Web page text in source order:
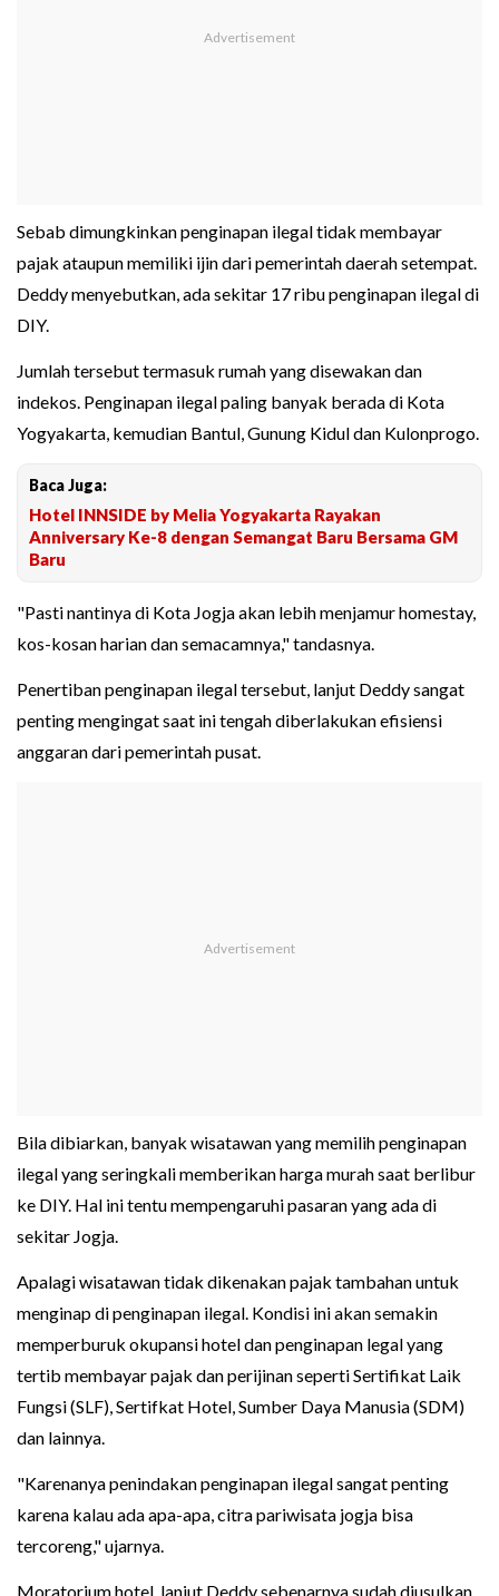
Sebab dimungkinkan penginapan ilegal tidak membayar
pajak ataupun memiliki ijin dari pemerintah daerah setempat.
Deddy menyebutkan, ada sekitar 17 ribu penginapan ilegal di
DIY.
Jumlah tersebut termasuk rumah yang disewakan dan
indekos. Penginapan ilegal paling banyak berada di Kota
Yogyakarta, kemudian Bantul, Gunung Kidul dan Kulonprogo.
Baca Juga:
Hotel INNSIDE by Melia Yogyakarta Rayakan
Anniversary Ke-8 dengan Semangat Baru Bersama GM
Baru
"Pasti nantinya di Kota Jogja akan lebih menjamur homestay,
kos-kosan harian dan semacamnya," tandasnya.
Penertiban penginapan ilegal tersebut, lanjut Deddy sangat
penting mengingat saat ini tengah diberlakukan efisiensi
anggaran dari pemerintah pusat.
Bila dibiarkan, banyak wisatawan yang memilih penginapan
ilegal yang seringkali memberikan harga murah saat berlibur
ke DIY. Hal ini tentu mempengaruhi pasaran yang ada di
sekitar Jogja.
Apalagi wisatawan tidak dikenakan pajak tambahan untuk
menginap di penginapan ilegal. Kondisi ini akan semakin
memperburuk okupansi hotel dan penginapan legal yang
tertib membayar pajak dan perijinan seperti Sertifikat Laik
Fungsi (SLF), Sertifkat Hotel, Sumber Daya Manusia (SDM)
dan lainnya.
"Karenanya penindakan penginapan ilegal sangat penting
karena kalau ada apa-apa, citra pariwisata jogja bisa
tercoreng," ujarnya.
Moratorium hotel, lanjut Deddy sebenarnya sudah diusulkan